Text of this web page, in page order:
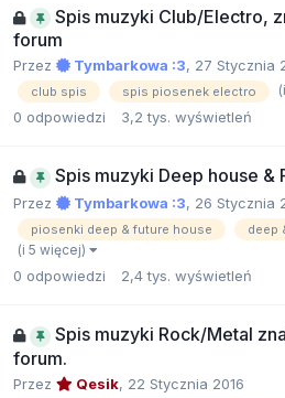
Spis muzyki Club/Electro,
forum
Przez Tymbarkowa :3, 27 Stycznia
club spis spis piosenek electro
0 odpowiedzi 3,2 tys. wyświetleń
Spis muzyki Deep house &
Przez Tymbarkowa :3, 26 Stycznia
piosenki deep & future house deep
(i 5 więcej)
0 odpowiedzi 2,4 tys. wyświetleń
Spis muzyki Rock/Metal
forum.
Przez Qesik, 22 Stycznia 2016